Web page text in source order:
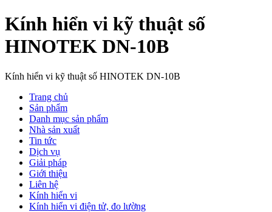
Kính hiển vi kỹ thuật số
HINOTEK DN-10B
Kính hiển vi kỹ thuật số HINOTEK DN-10B
Trang chủ
Sản phẩm
Danh mục sản phẩm
Nhà sản xuất
Tin tức
Dịch vụ
Giải pháp
Giới thiệu
Liên hệ
Kính hiển vi
Kính hiển vi điện tử, đo lường